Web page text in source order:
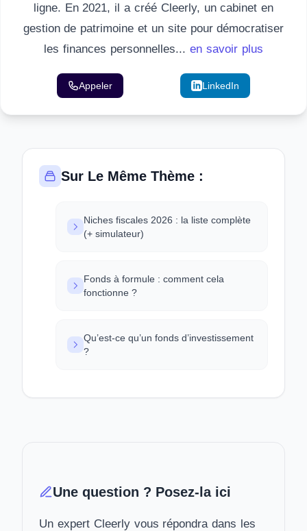
ligne. En 2021, il a créé Cleerly, un cabinet en
gestion de patrimoine et un site pour démocratiser
les finances personnelles... en savoir plus
Appeler LinkedIn
Sur Le Même Thème :
Niches fiscales 2026 : la liste complète
(+ simulateur)
Fonds à formule : comment cela
fonctionne ?
Qu’est-ce qu’un fonds d’investissement
?
Une question ? Posez-la ici
Un expert Cleerly vous répondra dans les